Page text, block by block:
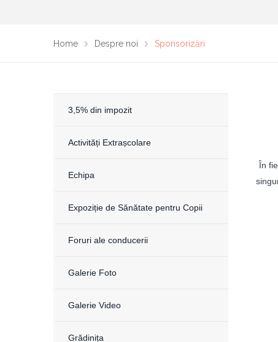
Home Despre noi Sponsorizări
3,5% din impozit
Activități Extrașcolare
Echipa
Expoziție de Sănătate pentru Copii
Foruri ale conducerii
Galerie Foto
Galerie Video
Grădinița
În